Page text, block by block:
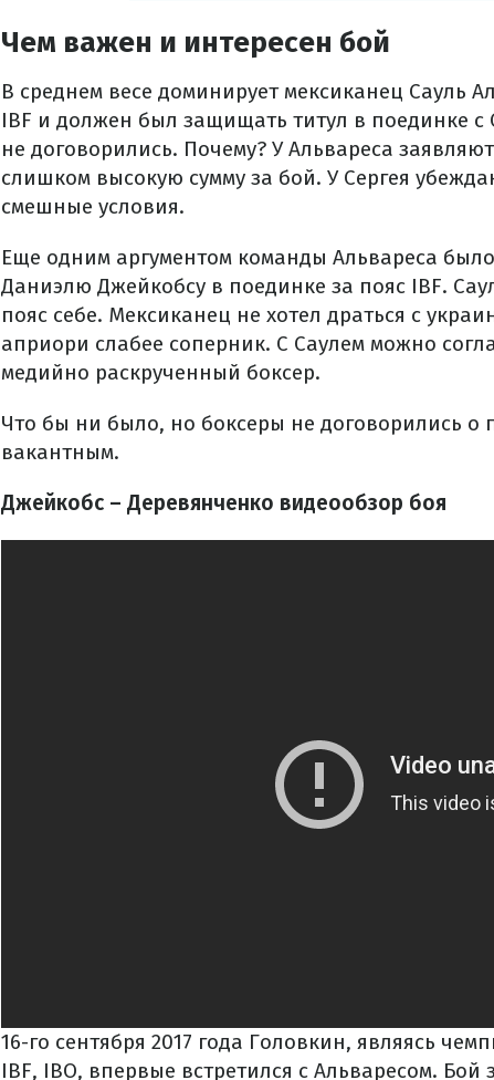
Чем важен и интересен бой
В среднем весе доминирует мексиканец Сауль
IBF и должен был защищать титул в поединке с
не договорились. Почему? У Альвареса
слишком высокую сумму за бой. У Сергея
смешные условия.
Еще одним аргументом команды Альвареса
Даниэлю Джейкобсу в поединке за пояс IBF.
пояс себе. Мексиканец не хотел драться с
априори слабее соперник. С Саулем можно
медийно раскрученный боксер.
Что бы ни было, но боксеры не договорились о
вакантным.
Джейкобс – Деревянченко видеообзор боя
16-го сентября 2017 года Головкин, являясь
IBF, IBO, впервые встретился с Альваресом.